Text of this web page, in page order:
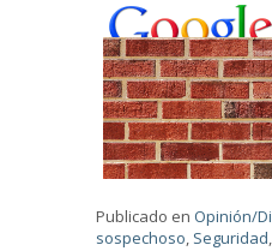
Publicado en Opinión/
sospechoso, Seguridad